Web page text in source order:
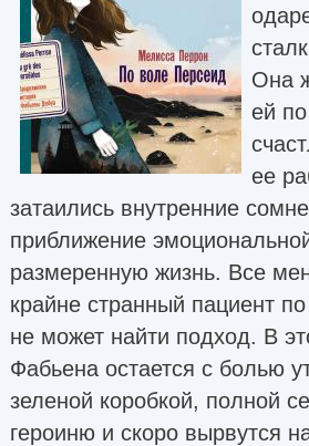
Она
ей
ее
затаились внутренние
приближение
размеренную жизнь. Все
крайне странный пациент
не может найти подход. В
Фабьена остается с болью
зеленой коробкой, полной
героиню и скоро вырвутся